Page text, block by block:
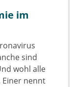
im
sind
wohl alle
Einer nennt